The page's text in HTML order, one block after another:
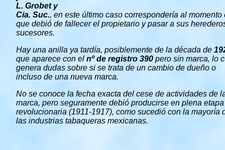
L. Grobet y
Cia. Suc., en este último caso correspondería al momento
que debió de fallecer el propietario y pasar a sus
sucesores.
Hay una anilla ya tardía, posiblemente de la década de
que aparece con el nº de registro 390 pero sin marca, lo
genera dudas sobre si se trata de un cambio de dueño o
incluso de una nueva marca.
No se conoce la fecha exacta del cese de actividades de
marca, pero seguramente debió producirse en plena etapa
revolucionaria (1911-1917), como sucedió con la mayoría
las industrias tabaqueras mexicanas.